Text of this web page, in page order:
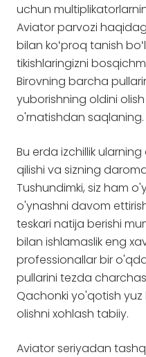
uchun
Aviator parvozi
bilan koʻproq tanish
tikishlaringizni
Birovning barcha
yuborishning oldini
o'rnatishdan saqlaning.
Bu erda izchillik
qilishi va sizning
Tushundimki, siz ham
o'ynashni davom
teskari natija berishi
bilan ishlamaslik eng
professionallar bir
pullarini tezda
Qachonki yo'qotish
olishni xohlash tabiiy.
Aviator seriyadan